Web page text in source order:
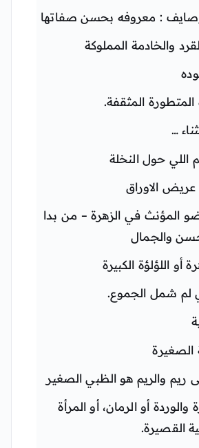
: معروفه بحسن صفاتها
والخادمة المملوكة
المتطورة المثقفة.
…
اللي حول النخلة
عريض الاوراق
المؤنث في الزهرة – من بدا
والجمال
أو اللؤلؤة الكبيرة
لم شمل الجموع.
الصغيرة
ريم والريم هو الظبي الصغير
والوردة أو الرمان، أو المرأة
القصيرة.